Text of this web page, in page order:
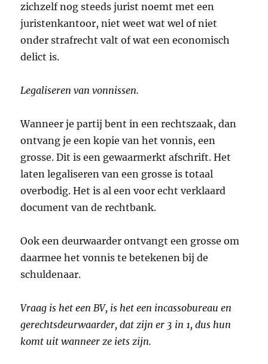
zichzelf nog steeds jurist noemt met een
juristenkantoor, niet weet wat wel of niet
onder strafrecht valt of wat een economisch
delict is.
Legaliseren van vonnissen.
Wanneer je partij bent in een rechtszaak, dan
ontvang je een kopie van het vonnis, een
grosse. Dit is een gewaarmerkt afschrift. Het
laten legaliseren van een grosse is totaal
overbodig. Het is al een voor echt verklaard
document van de rechtbank.
Ook een deurwaarder ontvangt een grosse om
daarmee het vonnis te betekenen bij de
schuldenaar.
Vraag is het een BV, is het een incassobureau en
gerechtsdeurwaarder, dat zijn er 3 in 1, dus hun
komt uit wanneer ze iets zijn.